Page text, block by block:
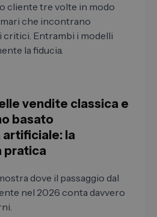
cliente tre volte in modo
che incontrano
critici. Entrambi i modelli
la fiducia.
vendite classica e
basato
la
pratica
dove il passaggio dal
nel 2026 conta davvero